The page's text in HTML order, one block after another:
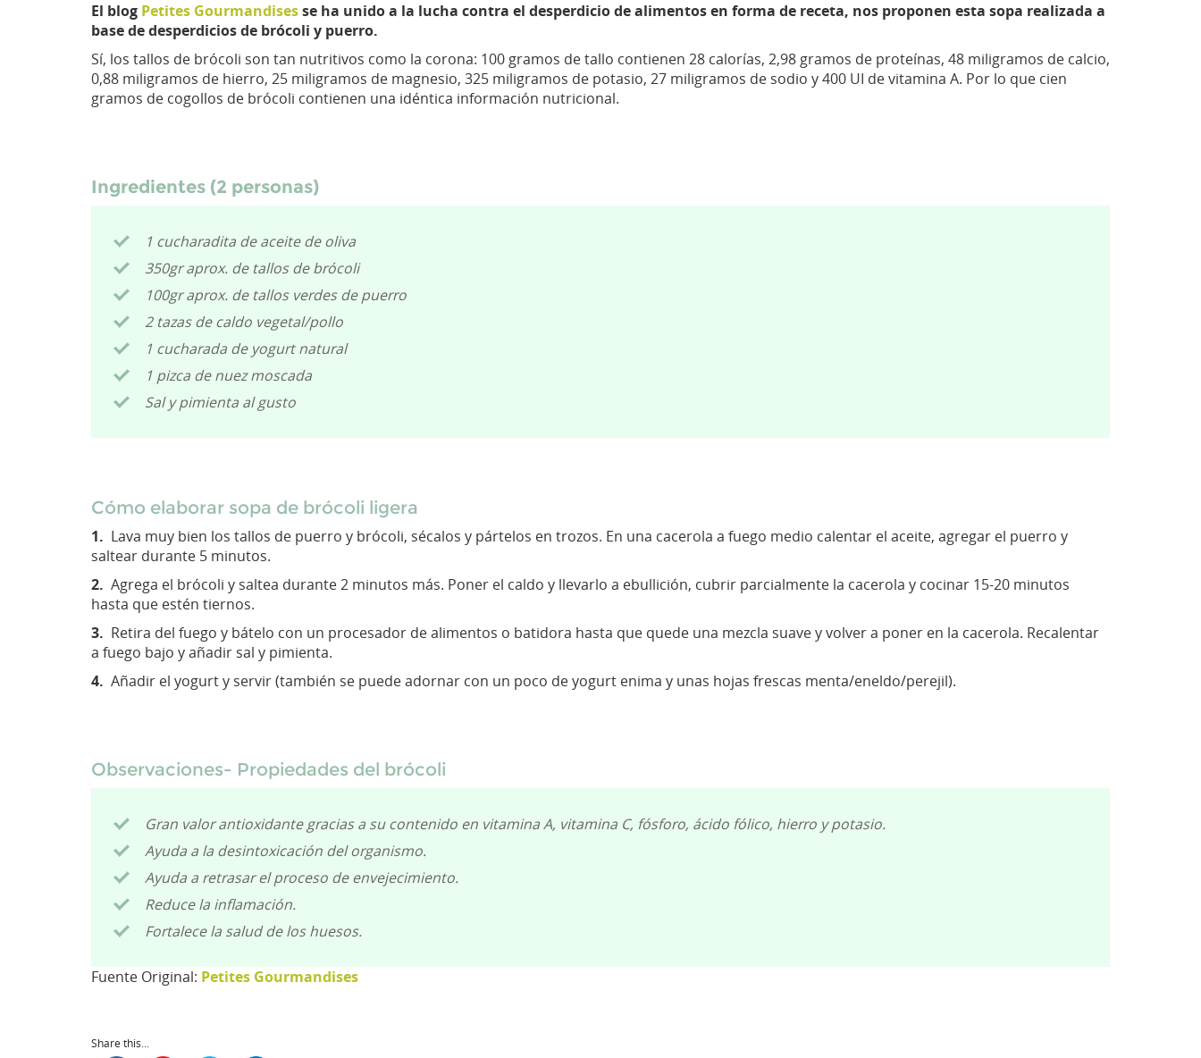
El blog Petites Gourmandisesse ha unido a la lucha contra el desperdicio de alimentos en forma de receta, nos proponen esta sopa realizada a
base de desperdicios de brócoli y puerro.
Sí, los tallos de brócoli son tan nutritivos como la corona: 100 gramos de tallo contienen 28 calorías, 2,98 gramos de proteínas, 48 miligramos de calcio,
0,88 miligramos de hierro, 25 miligramos de magnesio, 325 miligramos de potasio, 27 miligramos de sodio y 400 UI de vitamina A. Por lo que cien
gramos de cogollos de brócoli contienen una idéntica información nutricional.
Ingredientes (2 personas)
1 cucharadita de aceite de oliva
350gr aprox. de tallos de brócoli
100gr aprox. de tallos verdes de puerro
2 tazas de caldo vegetal/pollo
1 cucharada de yogurt natural
1 pizca de nuez moscada
Sal y pimienta al gusto
Cómo elaborar sopa de brócoli ligera
1. Lava muy bien los tallos de puerro y brócoli, sécalos y pártelos en trozos. En una cacerola a fuego medio calentar el aceite, agregar el puerro y
saltear durante 5 minutos.
2. Agrega el brócoli y saltea durante 2 minutos más. Poner el caldo y llevarlo a ebullición, cubrir parcialmente la cacerola y cocinar 15-20 minutos
hasta que estén tiernos.
3. Retira del fuego y bátelo con un procesador de alimentos o batidora hasta que quede una mezcla suave y volver a poner en la cacerola. Recalentar
a fuego bajo y añadir sal y pimienta.
4. Añadir el yogurt y servir (también se puede adornar con un poco de yogurt enima y unas hojas frescas menta/eneldo/perejil).
Observaciones- Propiedades del brócoli
Gran valor antioxidante gracias a su contenido en vitamina A, vitamina C, fósforo, ácido fólico, hierro y potasio.
Ayuda a la desintoxicación del organismo.
Ayuda a retrasar el proceso de envejecimiento.
Reduce la inflamación.
Fortalece la salud de los huesos.
Fuente Original: Petites Gourmandises
Share this...